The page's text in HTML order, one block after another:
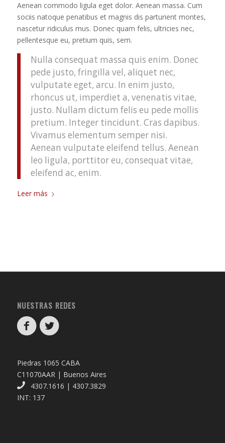
Aenean commodo ligula eget dolor. Aenean massa. Cum
sociis natoque penatibus et magnis dis parturient montes,
nascetur ridiculus mus. Donec quam felis, ultricies nec,
pellentesque eu, pretium quis, sem.
Nulla consequat massa quis enim. Donec
pede justo, fringilla vel, aliquet nec,
vulputate eget, arcu. In enim justo,
rhoncus ut, imperdiet a, venenatis vitae,
justo. Nullam dictum felis eu pede mollis
pretium. Integer tincidunt. Cras dapibus.
Vivamus elementum semper nisi.
Aenean vulputate eleifend tellus. Aenean
leo ligula, porttitor eu, consequat vitae,
eleifend ac, enim.
Leer más
NUESTRAS REDES
Piedras 1065 CABA
C11070AAR | Buenos Aires
4307.1616 | 4307.3829
INT: 137